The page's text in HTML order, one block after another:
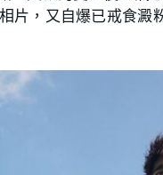
片，又自爆已戒食澱